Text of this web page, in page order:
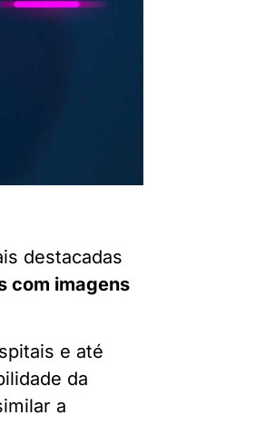
destacadas
com imagens
e até
da
a